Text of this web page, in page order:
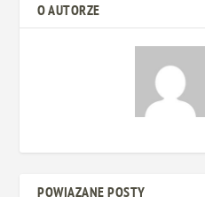
O AUTORZE
POWIĄZANE POSTY